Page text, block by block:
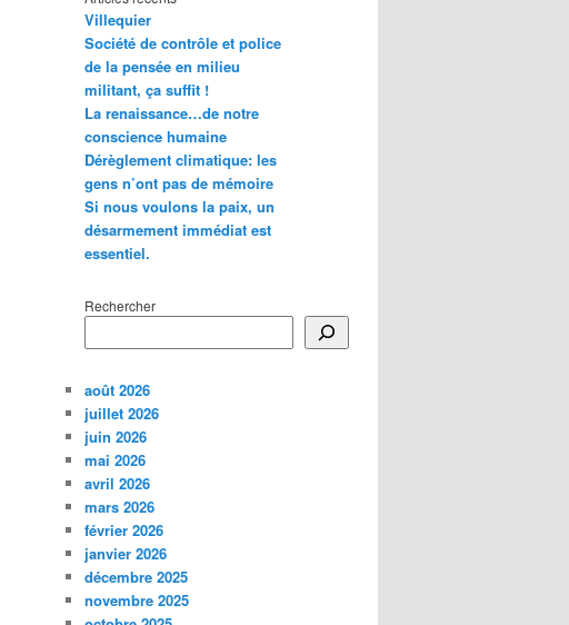
Villequier
Société de contrôle et police
de la pensée en milieu
militant, ça suffit !
La renaissance…de notre
conscience humaine
Dérèglement climatique: les
gens n’ont pas de mémoire
Si nous voulons la paix, un
désarmement immédiat est
essentiel.
Rechercher
août 2026
juillet 2026
juin 2026
mai 2026
avril 2026
mars 2026
février 2026
janvier 2026
décembre 2025
novembre 2025